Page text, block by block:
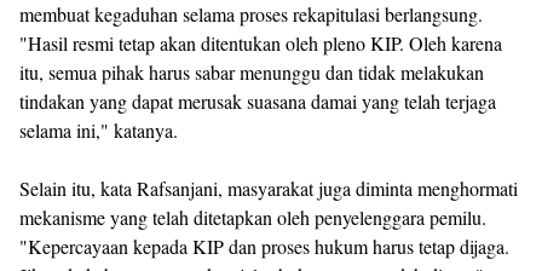
membuat kegaduhan selama proses rekapitulasi berlangsung.
"Hasil resmi tetap akan ditentukan oleh pleno KIP. Oleh karena
itu, semua pihak harus sabar menunggu dan tidak melakukan
tindakan yang dapat merusak suasana damai yang telah terjaga
selama ini," katanya.
Selain itu, kata Rafsanjani, masyarakat juga diminta menghormati
mekanisme yang telah ditetapkan oleh penyelenggara pemilu.
"Kepercayaan kepada KIP dan proses hukum harus tetap dijaga.